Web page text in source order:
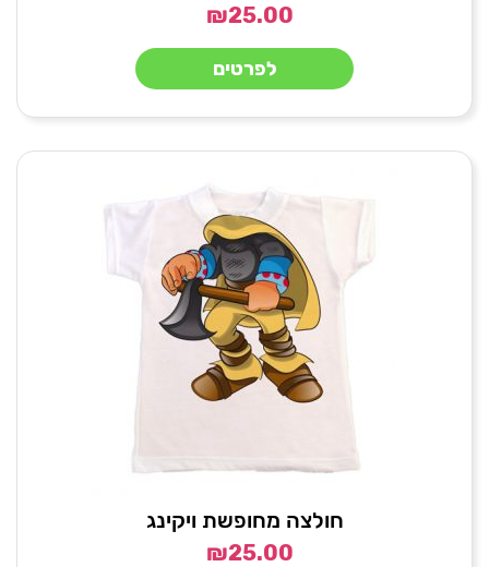
₪25.00
לפרטים
חולצה מחופשת ויקינג
₪25.00